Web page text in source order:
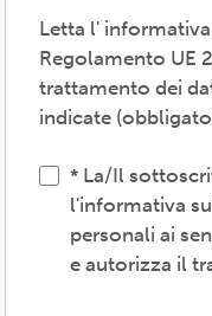
perseguire i
ARCI e
fondamentali -
convenzioni e
vigenti, inviare
Il trattamento
cartacea e/o
Letta l'
Regolamento UE
trattamento dei
indicate
La/Il
l'informativa
personali ai
e autorizza il